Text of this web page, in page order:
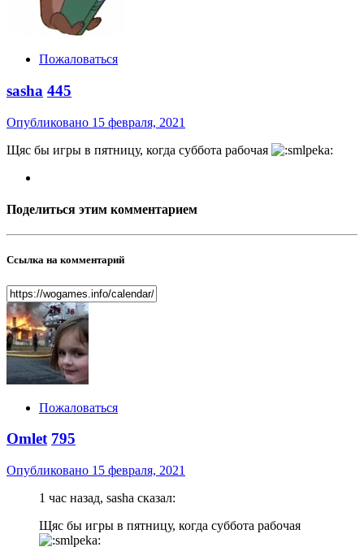
Пожаловаться
sasha 445
Опубликовано 15 февраля, 2021
Щяс бы игры в пятницу, когда суббота рабочая
Поделиться этим комментарием
Ссылка на комментарий
Пожаловаться
Omlet 795
Опубликовано 15 февраля, 2021
1 час назад, sasha сказал:
Щяс бы игры в пятницу, когда суббота рабочая